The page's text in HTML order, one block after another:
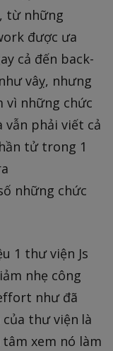
từ những
được ưa
cả đến back-
vâỵ, nhưng
vì những chức
vẫn phải viết cả
tử trong 1
những chức
1 thư viện Js
nhẹ công
như đã
thư viện là
tâm xem nó làm